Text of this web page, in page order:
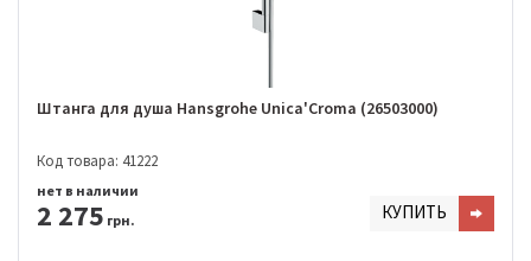
Штанга для душа Hansgrohe Unica'Croma (26503000)
Код товара: 41222
2 275 грн.
нет в наличии
КУПИТЬ